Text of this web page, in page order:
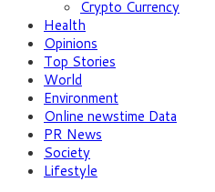
Crypto Currency
Health
Opinions
Top Stories
World
Environment
Online newstime Data
PR News
Society
Lifestyle